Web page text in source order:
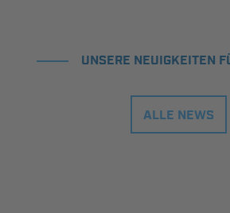
UNSERE NEUIGKEITEN
ALLE NEWS